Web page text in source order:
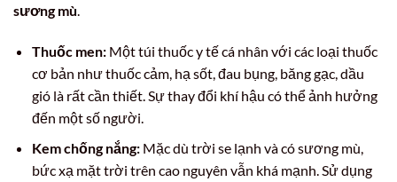
sương mù.
Thuốc men:Một túi thuốc y tế cá nhân với các loại thuốc
cơ bản như thuốc cảm, hạ sốt, đau bụng, băng gạc, dầu
gió là rất cần thiết. Sự thay đổi khí hậu có thể ảnh hưởng
đến một số người.
Kem chống nắng:Mặc dù trời se lạnh và có sương mù,
bức xạ mặt trời trên cao nguyên vẫn khá mạnh. Sử dụng